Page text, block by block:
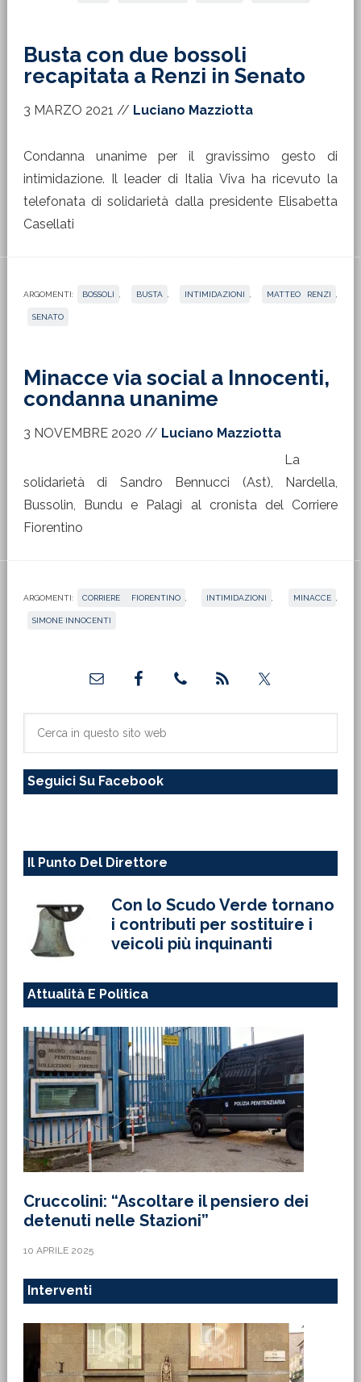
Busta con due bossoli
recapitata a Renzi in Senato
3 MARZO 2021 // Luciano Mazziotta
Condanna unanime per il gravissimo gesto di
intimidazione. Il leader di Italia Viva ha ricevuto la
telefonata di solidarietà dalla presidente Elisabetta
Casellati
ARGOMENTI: BOSSOLI BUSTA INTIMIDAZIONI MATTEO RENZI
SENATO
Minacce via social a Innocenti,
condanna unanime
3 NOVEMBRE 2020 // Luciano Mazziotta
La
solidarietà di Sandro Bennucci (Ast), Nardella,
Bussolin, Bundu e Palagi al cronista del Corriere
Fiorentino
ARGOMENTI: CORRIERE FIORENTINO INTIMIDAZIONI MINACCE
SIMONE INNOCENTI
primaria
sito
Seguici Su Facebook
Il Punto Del Direttore
Con lo Scudo Verde tornano
i contributi per sostituire i
veicoli più inquinanti
Attualità E Politica
Cruccolini: “Ascoltare il pensiero dei
detenuti nelle Stazioni”
10 APRILE 2025
Interventi